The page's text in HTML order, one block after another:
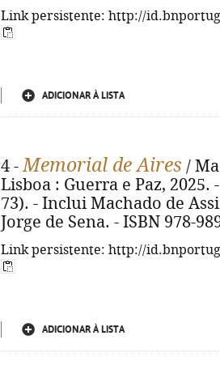
Link persistente: http://
ADICIONAR À LISTA
4 -Memorial de Aires /
Lisboa : Guerra e Paz, 2025.
73). - Inclui Machado de
Jorge de Sena. - ISBN 978-
Link persistente: http://
ADICIONAR À LISTA